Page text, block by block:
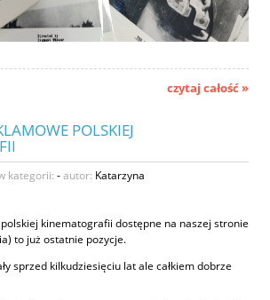
czytaj całość »
POLSKIEJ
kategorii: -autor: Katarzyna
kinematografii dostępne na naszej stronie
to już ostatnie pozycje.
sprzed kilkudziesięciu lat ale całkiem dobrze